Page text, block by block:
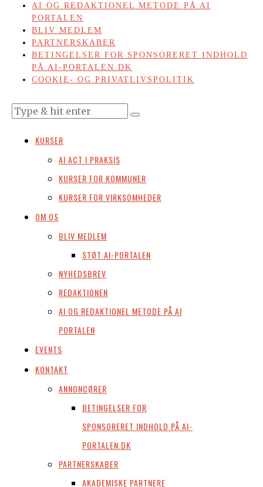
AI OG REDAKTIONEL METODE PÅ AI
PORTALEN
BLIV MEDLEM
PARTNERSKABER
BETINGELSER FOR SPONSORERET INDHOLD
PÅ AI-PORTALEN.DK
COOKIE- OG PRIVATLIVSPOLITIK
KURSER
AI ACT I PRAKSIS
KURSER FOR KOMMUNER
KURSER FOR VIRKSOMHEDER
OM OS
BLIV MEDLEM
STØT AI-PORTALEN
NYHEDSBREV
REDAKTIONEN
AI OG REDAKTIONEL METODE PÅ AI
PORTALEN
EVENTS
KONTAKT
ANNONCØRER
BETINGELSER FOR
SPONSORERET INDHOLD PÅ AI-
PORTALEN.DK
PARTNERSKABER
AKADEMISKE PARTNERE